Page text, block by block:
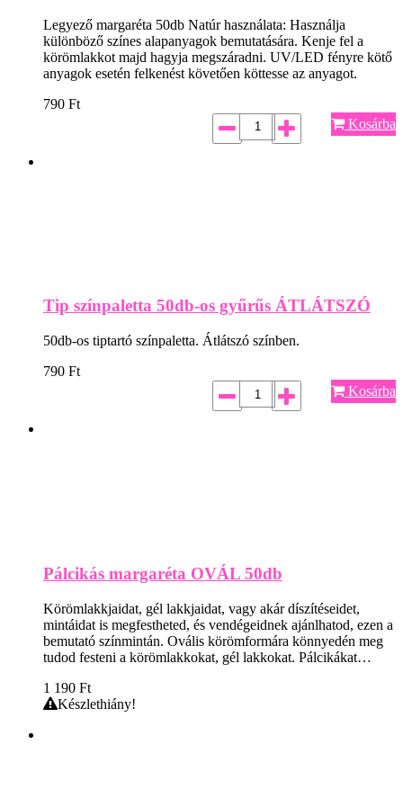
Legyező margaréta 50db Natúr használata: Használja
különböző színes alapanyagok bemutatására. Kenje fel a
körömlakkot majd hagyja megszáradni. UV/LED fényre kötő
anyagok esetén felkenést követően köttesse az anyagot.
790 Ft
Kosárba
Tip színpaletta 50db-os gyűrűs ÁTLÁTSZÓ
50db-os tiptartó színpaletta. Átlátszó színben.
790 Ft
Kosárba
Pálcikás margaréta OVÁL 50db
Körömlakkjaidat, gél lakkjaidat, vagy akár díszítéseidet,
mintáidat is megfestheted, és vendégeidnek ajánlhatod, ezen a
bemutató színmintán. Ovális körömformára könnyedén meg
tudod festeni a körömlakkokat, gél lakkokat. Pálcikákat…
1 190 Ft
Készlethiány!